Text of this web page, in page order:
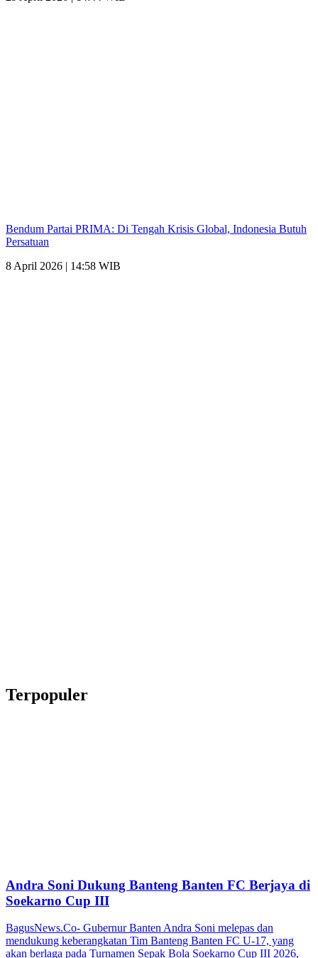
Bendum Partai PRIMA: Di Tengah Krisis Global, Indonesia Butuh
Persatuan
8 April 2026 | 14:58 WIB
Terpopuler
Andra Soni Dukung Banteng Banten FC Berjaya di
Soekarno Cup III
BagusNews.Co- Gubernur Banten Andra Soni melepas dan
mendukung keberangkatan Tim Banteng Banten FC U-17, yang
akan berlaga pada Turnamen Sepak Bola Soekarno Cup III 2026,